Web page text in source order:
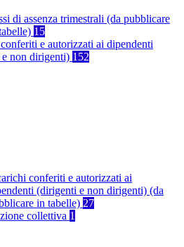
di assenza trimestrali (da pubblicare
15
e autorizzati ai dipendenti
non dirigenti) 152
conferiti e autorizzati ai
(dirigenti e non dirigenti) (da
in tabelle) 27
collettiva 1